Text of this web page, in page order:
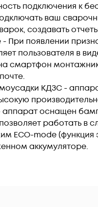
подключения к
ваш
создавать
При появлении
пользователя в
смартфон
КДЗС -
аппарат оснащен
работать в
ECO-mode (функция
аккумуляторе.